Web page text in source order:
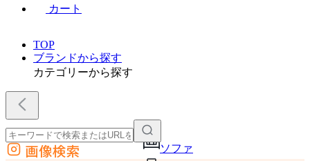
カート
TOP
ブランドから探す
カテゴリーから探す
ソファ
外部サイトの商品をカートに追加
画像検索